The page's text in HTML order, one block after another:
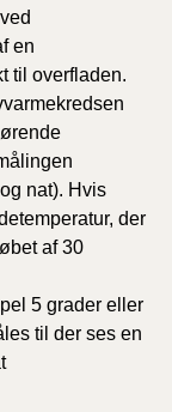
en
til overfladen.
nat). Hvis
der
af 30
5 grader eller
til der ses en